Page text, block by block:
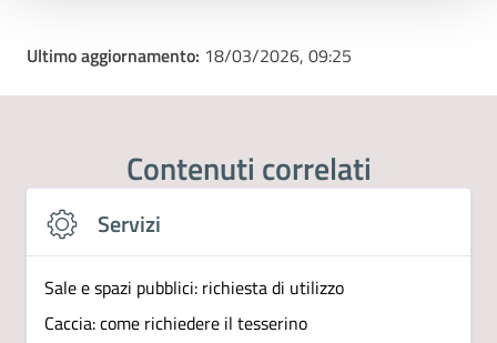
Ultimo aggiornamento: 18/03/2026, 09:25
Contenuti correlati
Servizi
Sale e spazi pubblici: richiesta di utilizzo
Caccia: come richiedere il tesserino